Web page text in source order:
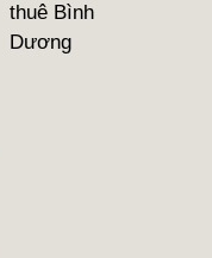
thuê Bình
Dương